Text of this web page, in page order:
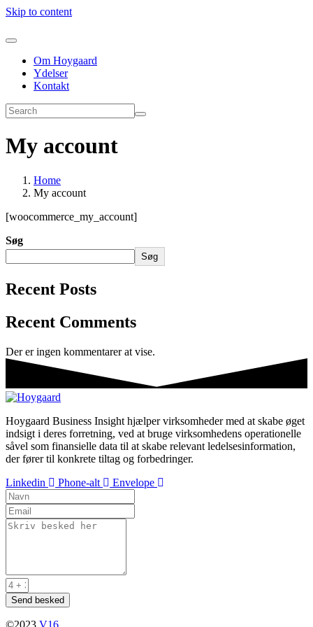
Skip to content
Om Hoygaard
Ydelser
Kontakt
My account
Home
My account
[woocommerce_my_account]
Søg
Søg
Recent Posts
Recent Comments
Der er ingen kommentarer at vise.
Hoygaard Business Insight hjælper virksomheder med at skabe øget
indsigt i deres forretning, ved at bruge virksomhedens operationelle
såvel som finansielle data til at skabe relevant ledelsesinformation,
der fører til konkrete tiltag og forbedringer.
Linkedin
Phone-alt Envelope
Send besked
©2023 V16